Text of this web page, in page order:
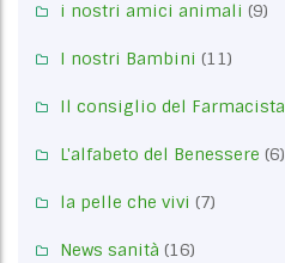
i nostri amici animali (9)
I nostri Bambini (11)
Il consiglio del Farmacista
L'alfabeto del Benessere (6)
la pelle che vivi (7)
News sanità (16)